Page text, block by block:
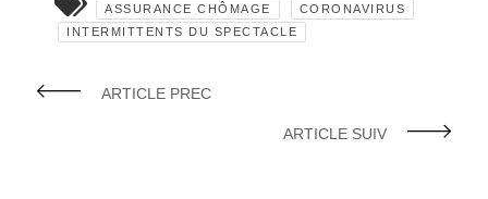
ASSURANCE CHÔMAGE
CORONAVIRUS
INTERMITTENTS DU SPECTACLE
ARTICLE PREC
ARTICLE SUIV